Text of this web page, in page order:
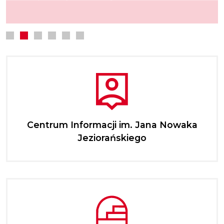
Centrum Informacji im. Jana Nowaka
Jeziorańskiego